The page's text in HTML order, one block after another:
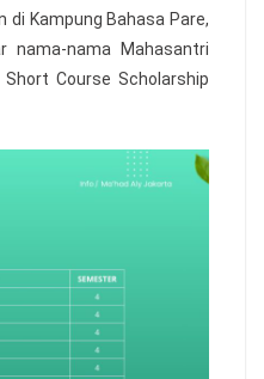
di Kampung Bahasa Pare,
nama-nama Mahasantri
Short Course Scholarship